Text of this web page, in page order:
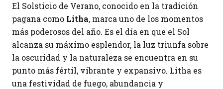
El Solsticio de Verano, conocido en la tradición
pagana como Litha, marca uno de los momentos
más poderosos del año. Es el día en que el Sol
alcanza su máximo esplendor, la luz triunfa sobre
la oscuridad y la naturaleza se encuentra en su
punto más fértil, vibrante y expansivo. Litha es
una festividad de fuego, abundancia y